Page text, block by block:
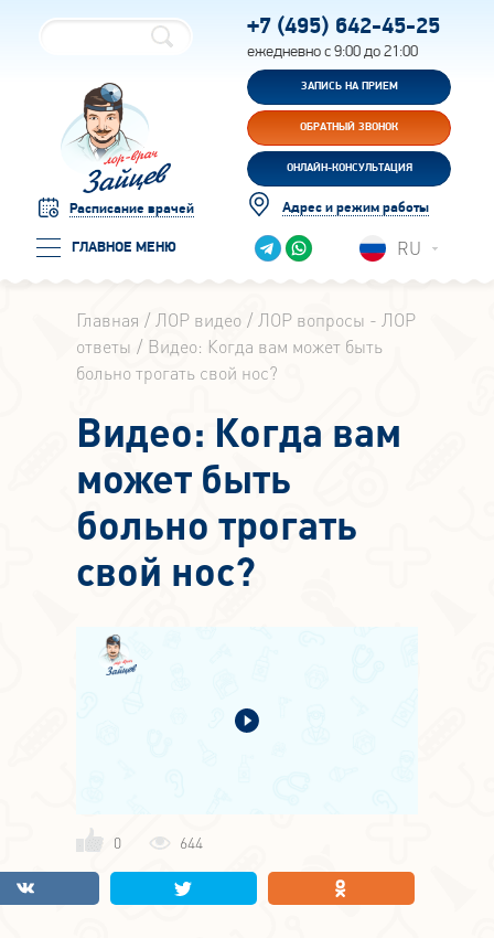
Расписание врачей
ГЛАВНОЕ МЕНЮ
+7 (495) 642-45-25
ежедневно с 9:00 до 21:00
ЗАПИСЬ НА ПРИЕМ
ОБРАТНЫЙ ЗВОНОК
ОНЛАЙН-КОНСУЛЬТАЦИЯ
Адрес и режим работы
RU
Главная ЛОР видео
ЛОР вопросы - ЛОР
ответы
Видео: Когда вам может быть
больно трогать свой нос?
Видео: Когда вам
может быть
больно трогать
свой нос?
0 644